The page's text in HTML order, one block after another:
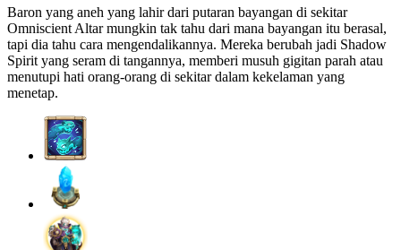
Baron yang aneh yang lahir dari putaran bayangan di sekitar
Omniscient Altar mungkin tak tahu dari mana bayangan itu berasal,
tapi dia tahu cara mengendalikannya. Mereka berubah jadi Shadow
Spirit yang seram di tangannya, memberi musuh gigitan parah atau
menutupi hati orang-orang di sekitar dalam kekelaman yang
menetap.